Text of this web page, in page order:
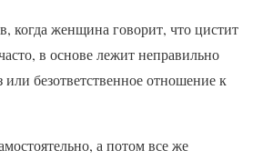
когда женщина говорит, что цистит
в основе лежит неправильно
безответственное отношение к
а потом все же